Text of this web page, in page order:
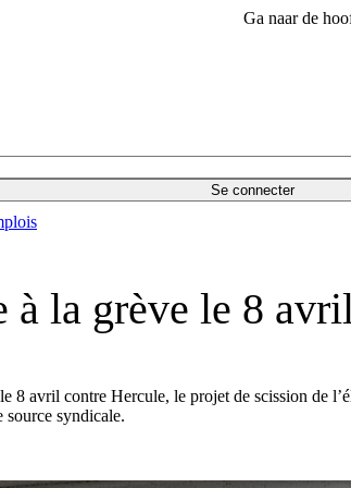
Ga naar de
Se connecter
à la grève le 8
8 avril contre Hercule, le projet de scission de
source syndicale.